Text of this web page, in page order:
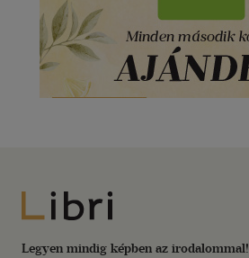
Libri
Legyen mindig képben az irodalommal!